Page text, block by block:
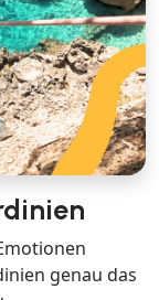
genau das